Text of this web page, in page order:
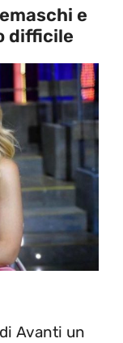
e
difficile
Avanti un